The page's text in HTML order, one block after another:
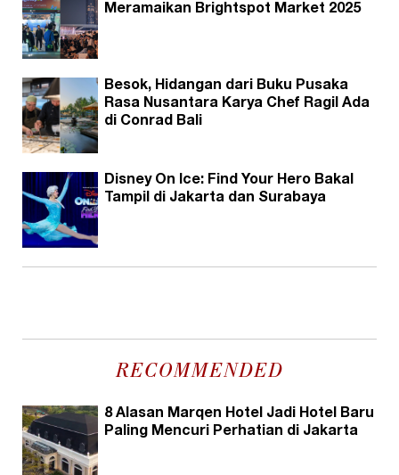
Meramaikan Brightspot Market 2025
Besok, Hidangan dari Buku Pusaka
Rasa Nusantara Karya Chef Ragil Ada
di Conrad Bali
Disney On Ice: Find Your Hero Bakal
Tampil di Jakarta dan Surabaya
RECOMMENDED
8 Alasan Marqen Hotel Jadi Hotel Baru
Paling Mencuri Perhatian di Jakarta